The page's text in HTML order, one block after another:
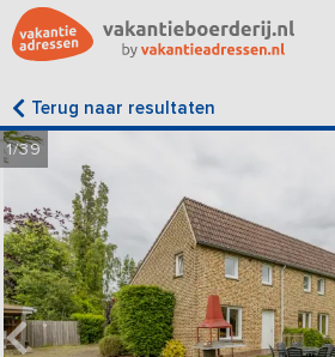
Terug naar resultaten
1/39